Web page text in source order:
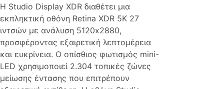
Η Studio Display XDR διαθέτει μια
εκπληκτική οθόνη Retina XDR 5K 27
ιντσών με ανάλυση 5120x2880,
προσφέροντας εξαιρετική λεπτομέρεια
και ευκρίνεια. Ο οπίσθιος φωτισμός mini-
LED χρησιμοποιεί 2.304 τοπικές ζώνες
μείωσης έντασης που επιτρέπουν